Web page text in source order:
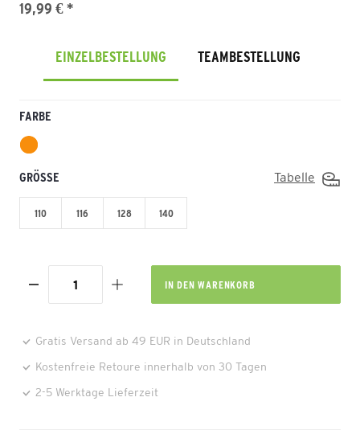
19,99 € *
EINZELBESTELLUNG TEAMBESTELLUNG
FARBE
GRÖSSE Tabelle
110 116 128 140
IN DEN WARENKORB
Gratis Versand ab 49 EUR in Deutschland
Kostenfreie Retoure innerhalb von 30 Tagen
2-5 Werktage Lieferzeit